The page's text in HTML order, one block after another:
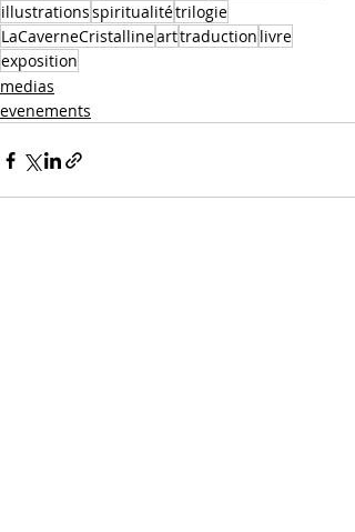
illustrationsspiritualitétrilogie
LaCaverneCristallinearttraduction livre
exposition
medias
evenements